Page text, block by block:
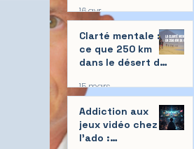
16 avr.
Clarté mentale :
ce que 250 km
dans le désert du
appris
15 mars
Addiction aux
jeux vidéo chez
l'ado :